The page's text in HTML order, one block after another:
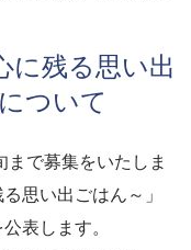
に残る思い出
ついて
で募集をいたしま
思い出ごはん～」
表します。